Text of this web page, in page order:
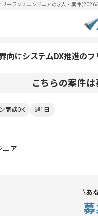
リーランスエンジニアの求人・案件
向けシステムDX推進の
こちらの案件
商談OK 週1日
ニア
あ